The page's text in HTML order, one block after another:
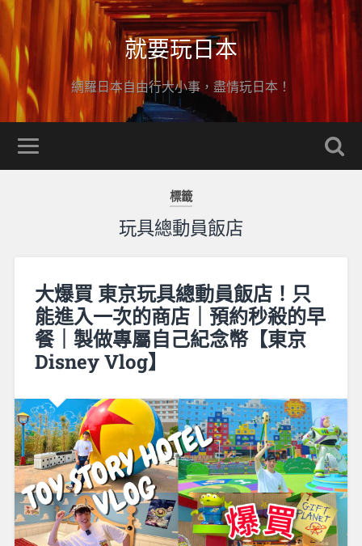
就要玩日本
網羅日本自由行大小事，盡情玩日本！
標籤
玩具總動員飯店
大爆買 東京玩具總動員飯店！只
能進入一次的商店｜預約秒殺的早
餐｜製做專屬自己紀念幣【東京
Disney Vlog】